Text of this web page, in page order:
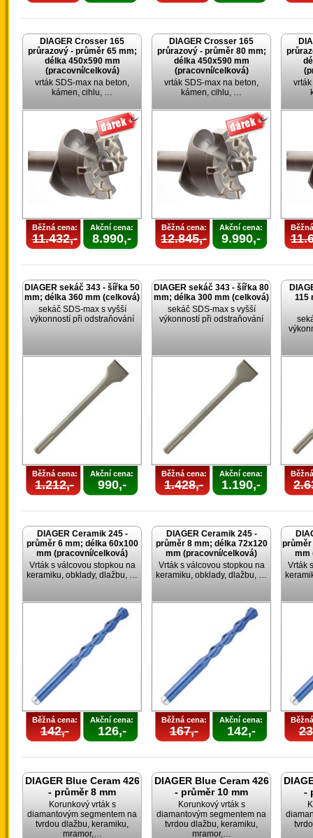
DIAGER Crosser 165
průrazový - průměr 65 mm;
délka 450x590 mm
(pracovní/celková)
vrták SDS-max na beton,
kámen, cihlu, …
Běžná cena:
11.432,-
Akční cena:
8.990,-
DIAGER Crosser 165
průrazový - průměr 80 mm;
délka 450x590 mm
(pracovní/celková)
vrták SDS-max na beton,
kámen, cihlu, …
Běžná cena:
12.845,-
Akční cena:
9.990,-
DIAGER sekáč 343 - šířka 50
mm; délka 360 mm (celková)
sekáč SDS-max s vyšší
výkonností při odstraňování
Běžná cena:
1.212,-
Akční cena:
990,-
DIAGER sekáč 343 - šířka 80
mm; délka 300 mm (celková)
sekáč SDS-max s vyšší
výkonností při odstraňování
Běžná cena:
1.428,-
Akční cena:
1.190,-
115
DIAGER Ceramik 245 -
průměr 6 mm; délka 60x100
mm (pracovní/celková)
Vrták s válcovou stopkou na
keramiku, obklady, dlažbu, …
Běžná cena:
142,-
Akční cena:
126,-
DIAGER Ceramik 245 -
průměr 8 mm; délka 72x120
mm (pracovní/celková)
Vrták s válcovou stopkou na
keramiku, obklady, dlažbu, …
Běžná cena:
167,-
Akční cena:
142,-
průměr
mm
Vrták
DIAGER Blue Ceram 426
- průměr 8 mm
Korunkový vrták s
diamantovým segmentem na
tvrdou dlažbu, keramiku,
mramor,…
DIAGER Blue Ceram 426
- průměr 10 mm
Korunkový vrták s
diamantovým segmentem na
tvrdou dlažbu, keramiku,
mramor,…
-